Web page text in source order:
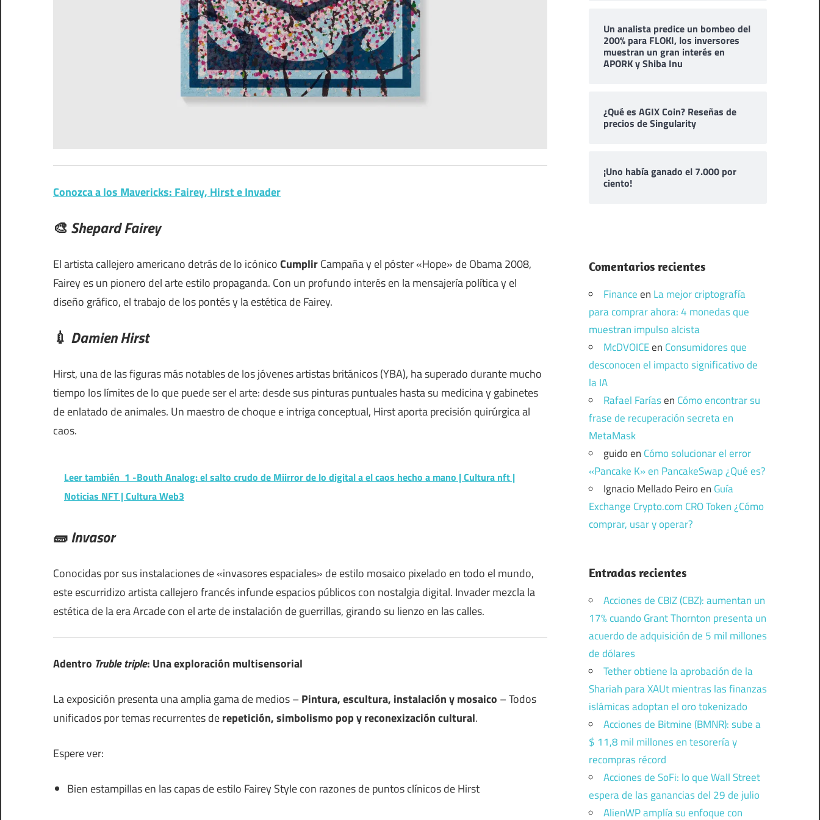
Conozca a los Mavericks: Fairey, Hirst e Invader
🎨 Shepard Fairey
El artista callejero americano detrás de lo icónicoCumplirCampaña y el póster «Hope» de Obama 2008,
Fairey es un pionero del arte estilo propaganda. Con un profundo interés en la mensajería política y el
diseño gráfico, el trabajo de los pontés y la estética de Fairey.
💉 Damien Hirst
Hirst, una de las figuras más notables de los jóvenes artistas británicos (YBA), ha superado durante mucho
tiempo los límites de lo que puede ser el arte: desde sus pinturas puntuales hasta su medicina y gabinetes
de enlatado de animales. Un maestro de choque e intriga conceptual, Hirst aporta precisión quirúrgica al
caos.
Leer también 1 -Bouth Analog: el salto crudo de Miirror de lo digital a el caos hecho a mano | Cultura nft |
Noticias NFT | Cultura Web3
🧱Invasor
Conocidas por sus instalaciones de «invasores espaciales» de estilo mosaico pixelado en todo el mundo,
este escurridizo artista callejero francés infunde espacios públicos con nostalgia digital. Invader mezcla la
estética de la era Arcade con el arte de instalación de guerrillas, girando su lienzo en las calles.
Adentro Truble triple: Una exploración multisensorial
La exposición presenta una amplia gama de medios –Pintura, escultura, instalación y mosaico – Todos
unificados por temas recurrentes derepetición, simbolismo pop y reconexización cultural.
Espere ver:
Bien estampillas en las capas de estilo Fairey Style con razones de puntos clínicos de Hirst
Un analista predice un bombeo del
200% para FLOKI, los inversores
muestran un gran interés en
APORK y Shiba Inu
¿Qué es AGIX Coin? Reseñas de
precios de Singularity
¡Uno había ganado el 7.000 por
ciento!
Comentarios recientes
Financeen La mejor criptografía
para comprar ahora: 4 monedas que
muestran impulso alcista
McDVOICEen Consumidores que
desconocen el impacto significativo de
la IA
Rafael Faríasen Cómo encontrar su
frase de recuperación secreta en
MetaMask
guidoen Cómo solucionar el error
«Pancake K» en PancakeSwap ¿Qué es?
Ignacio Mellado Peiroen Guía
Exchange Crypto.com CRO Token ¿Cómo
comprar, usar y operar?
Entradas recientes
Acciones de CBIZ (CBZ): aumentan un
17% cuando Grant Thornton presenta un
acuerdo de adquisición de 5 mil millones
de dólares
Tether obtiene la aprobación de la
Shariah para XAUt mientras las finanzas
islámicas adoptan el oro tokenizado
Acciones de Bitmine (BMNR): sube a
$ 11,8 mil millones en tesorería y
recompras récord
Acciones de SoFi: lo que Wall Street
espera de las ganancias del 29 de julio
AlienWP amplía su enfoque con